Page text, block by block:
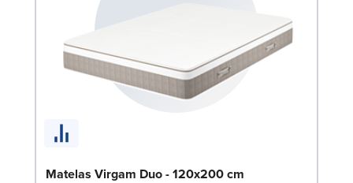
Matelas Virgam Duo - 120x200 cm